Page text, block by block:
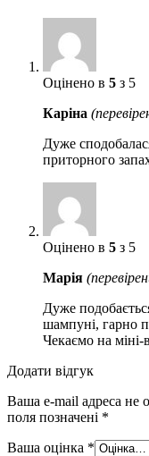
Оцінено в 5 з 5
Каріна
Дуже
приторного
Оцінено в 5 з 5
Марія
Дуже
шампуні, гарно
Чекаємо на міні-
Додати відгук
Ваша e-mail адреса не
поля позначені *
Ваша оцінка *